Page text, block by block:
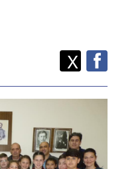
Споделете
X